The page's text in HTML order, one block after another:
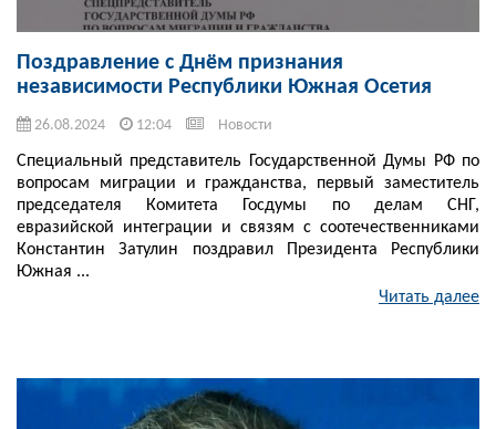
Поздравление с Днём признания
независимости Республики Южная Осетия
26.08.2024 12:04 Новости
Специальный представитель Государственной Думы РФ по
вопросам миграции и гражданства, первый заместитель
председателя Комитета Госдумы по делам СНГ,
евразийской интеграции и связям с соотечественниками
Константин Затулин поздравил Президента Республики
Южная ...
Читать далее